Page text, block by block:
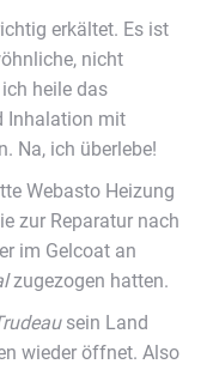
erkältet. Es ist
nicht
heile das
Inhalation mit
Na, ich überlebe!
Webasto Heizung
zur Reparatur nach
im Gelcoat an
zugezogen hatten.
sein Land
wieder öffnet. Also